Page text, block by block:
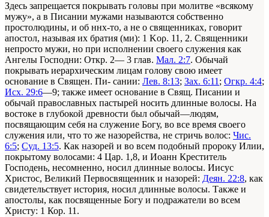
Здесь запрещается покрывать головы при молитве «всякому
мужу», а в Писании мужами называются собственно
простолюдины, и об ннх-то, а не о священниках, говорит
апостол, называя их братия (ми): 1 Κορ. 11, 2. Священники
непросто мужи, но при исполнении своего служения как
Ангелы Господни: Откр. 2— 3 глав. Мал. 2:7. Обычай
покрывать иерархическим лицам голову свою имеет
основание в Священ. Пи- сании: Лев. 8:13; Зах. 6:11 ; Огкр. 4:4;
Исх. 29:6—9; также имеет основание в Свящ. Писании и
обычай православных пастырей носить длинные волосы. На
востоке в глубокой древности был обычай—людям,
посвящающим себя на служение Богу, во все время своего
служения или, что то же назорейства, не стричь волос: Чис.
6:5; Суд. 13:5. Как назорей и во всем подобный пророку Илии,
покрытому волосами: 4 Цар. 1,8, и Иоанн Креститель
Господень, несомненно, носил длинные волосы. Иисус
Христос, Великий Первосвященник и назорей: Деян. 22:8, как
свидетельствует история, носил длинные волосы. Также и
апостолы, как посвященные Богу и подражатели во всем
Христу: 1 Кор. 11.